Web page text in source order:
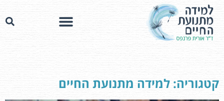
קטגוריה: למידה מתנועת החיים